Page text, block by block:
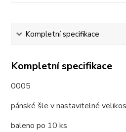
Kompletní specifikace
Kompletní specifikace
0005
pánské šle v nastavitelné
baleno po 10 ks